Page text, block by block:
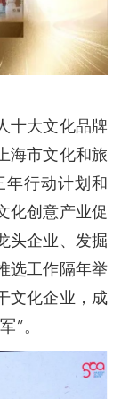
大文化品牌
海市文化和旅
行动计划和
化创意产业促
头企业、发掘
选工作隔年举
文化企业，成
”。